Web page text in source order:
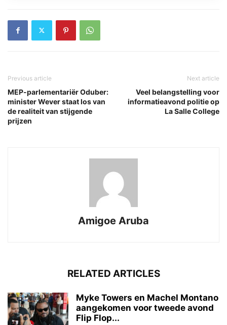
Previous article
MEP-parlementariër Oduber:
minister Wever staat los van
de realiteit van stijgende
prijzen
Next article
Veel belangstelling voor
informatieavond politie op
La Salle College
Amigoe Aruba
RELATED ARTICLES
Myke Towers en Machel Montano
aangekomen voor tweede avond
Flip Flop...